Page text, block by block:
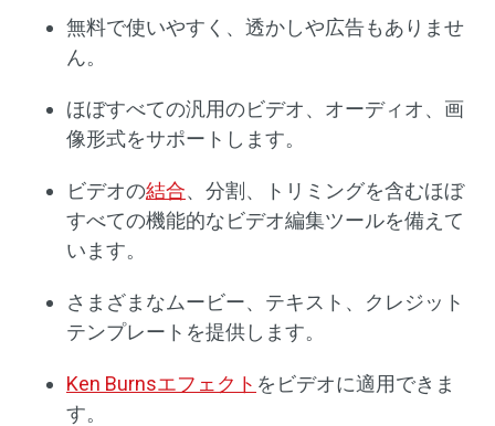
無料で使いやすく、透かしや広告もありませ
ん。
ほぼすべての汎用のビデオ、オーディオ、画
像形式をサポートします。
ビデオの結合、分割、トリミングを含むほぼ
すべての機能的なビデオ編集ツールを備えて
います。
さまざまなムービー、テキスト、クレジット
テンプレートを提供します。
Ken Burnsエフェクト をビデオに適用できま
す。